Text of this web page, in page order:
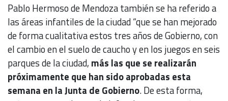
Pablo Hermoso de Mendoza también se ha referido a
las áreas infantiles de la ciudad “que se han mejorado
de forma cualitativa estos tres años de Gobierno, con
el cambio en el suelo de caucho y en los juegos en seis
parques de la ciudad, más las que se realizarán
próximamente que han sido aprobadas esta
semana en la Junta de Gobierno. De esta forma,